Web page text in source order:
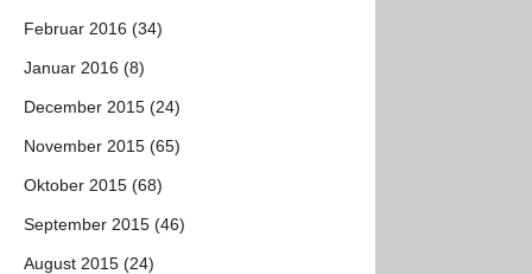
Februar 2016 (34)
Januar 2016 (8)
December 2015 (24)
November 2015 (65)
Oktober 2015 (68)
September 2015 (46)
August 2015 (24)